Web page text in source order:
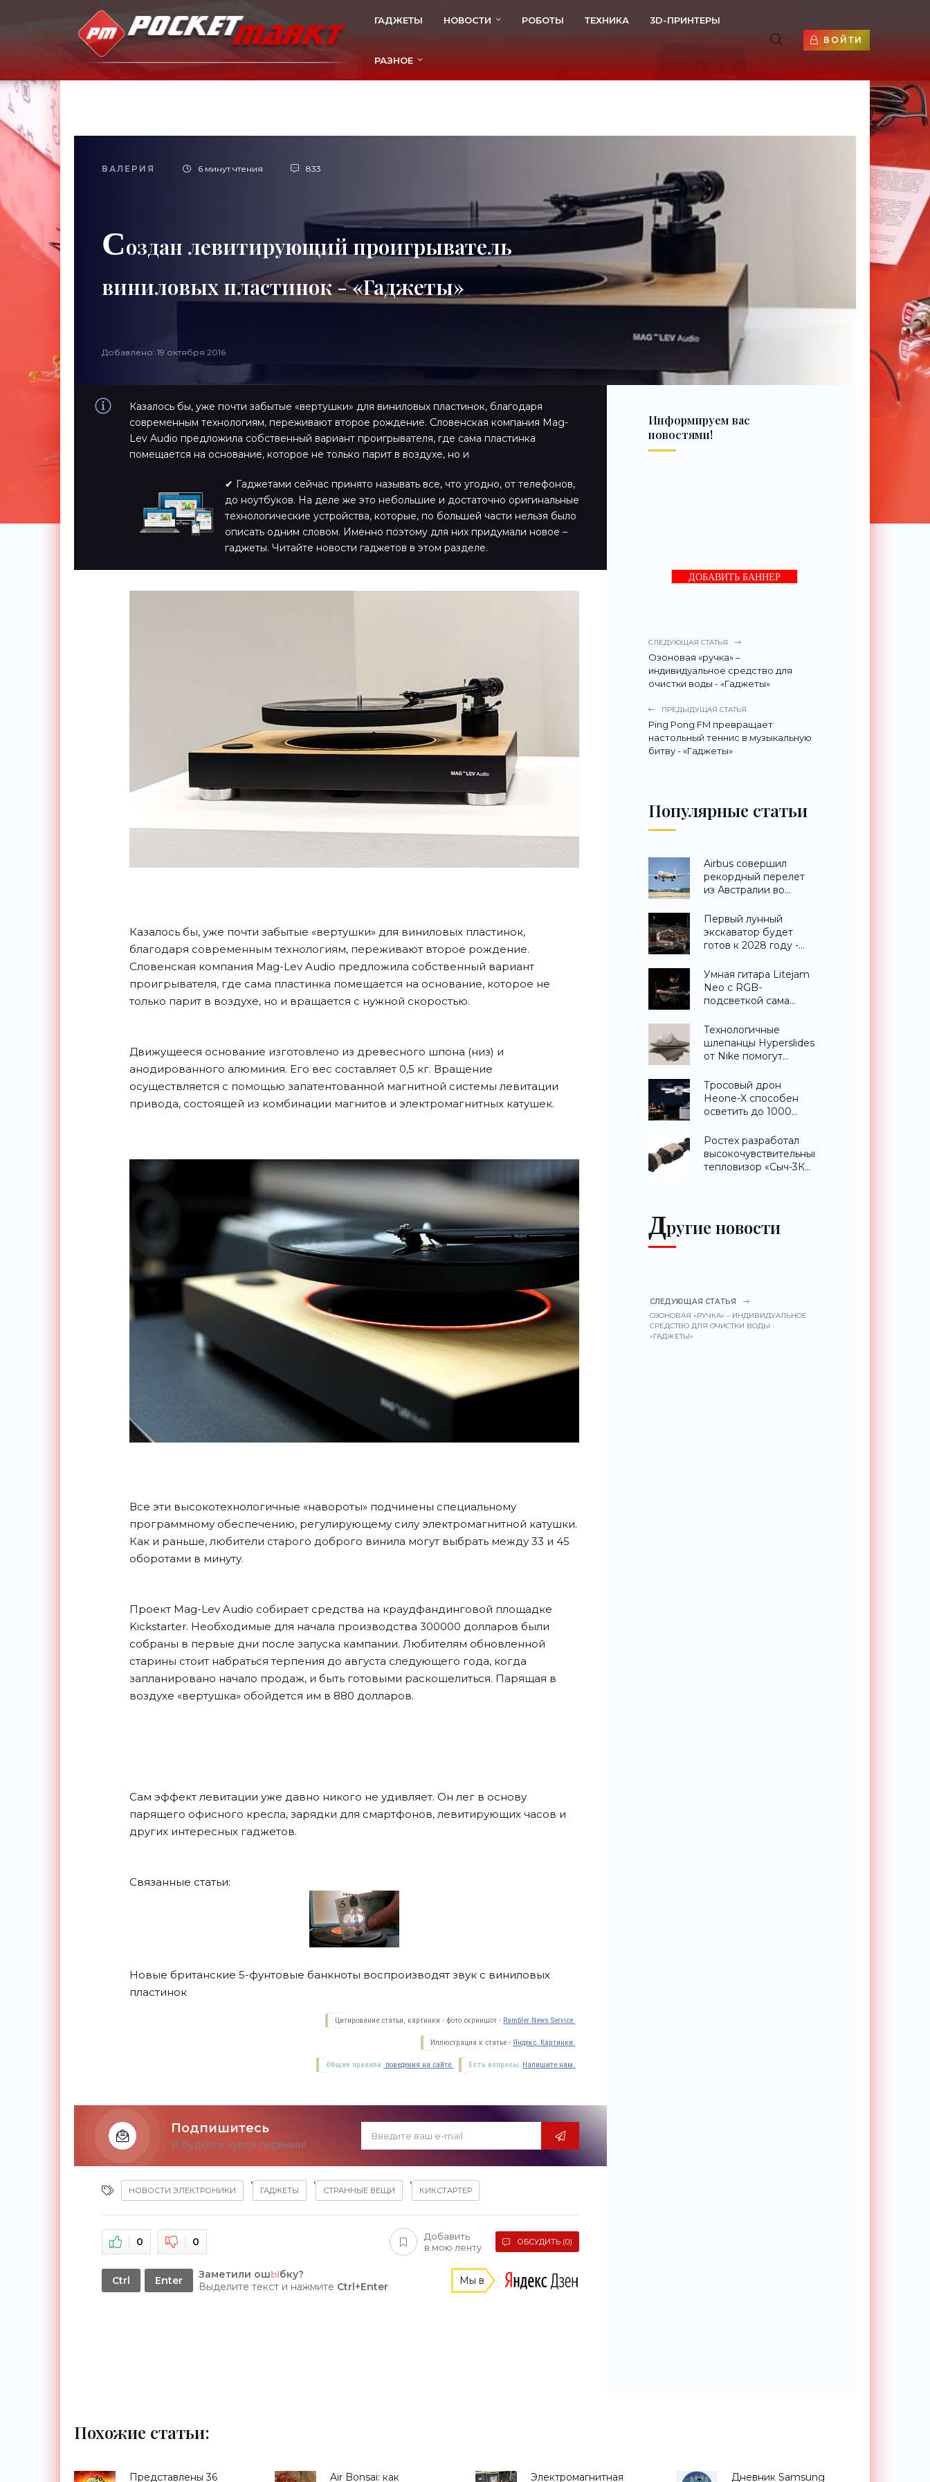
ГАДЖЕТЫ НОВОСТИ РОБОТЫ ТЕХНИКА 3D-ПРИНТЕРЫ
РАЗНОЕ
ВОЙТИ
ВАЛЕРИЯ 6 минут чтения 833
Создан левитирующий проигрыватель
виниловых пластинок - «Гаджеты»
Добавлено: 19 октября 2016
Казалось бы, уже почти забытые «вертушки» для виниловых пластинок, благодаря
современным технологиям, переживают второе рождение. Словенская компания Mag-
Lev Audio предложила собственный вариант проигрывателя, где сама пластинка
помещается на основание, которое не только парит в воздухе, но и
✔ Гаджетами сейчас принято называть все, что угодно, от телефонов,
до ноутбуков. На деле же это небольшие и достаточно оригинальные
технологические устройства, которые, по большей части нельзя было
описать одним словом. Именно поэтому для них придумали новое –
гаджеты. Читайте новости гаджетов в этом разделе.
Казалось бы, уже почти забытые «вертушки» для виниловых пластинок,
благодаря современным технологиям, переживают второе рождение.
Словенская компания Mag-Lev Audio предложила собственный вариант
проигрывателя, где сама пластинка помещается на основание, которое не
только парит в воздухе, но и вращается с нужной скоростью.
Движущееся основание изготовлено из древесного шпона (низ) и
анодированного алюминия. Его вес составляет 0,5 кг. Вращение
осуществляется с помощью запатентованной магнитной системы левитации
привода, состоящей из комбинации магнитов и электромагнитных катушек.
Все эти высокотехнологичные «навороты» подчинены специальному
программному обеспечению, регулирующему силу электромагнитной катушки.
Как и раньше, любители старого доброго винила могут выбрать между 33 и 45
оборотами в минуту.
Проект Mag-Lev Audio собирает средства на краудфандинговой площадке
Kickstarter. Необходимые для начала производства 300000 долларов были
собраны в первые дни после запуска кампании. Любителям обновленной
старины стоит набраться терпения до августа следующего года, когда
запланировано начало продаж, и быть готовыми раскошелиться. Парящая в
воздухе «вертушка» обойдется им в 880 долларов.
Сам эффект левитации уже давно никого не удивляет. Он лег в основу
парящего офисного кресла, зарядки для смартфонов, левитирующих часов и
других интересных гаджетов.
Связанные статьи:
Новые британские 5-фунтовые банкноты воспроизводят звук с виниловых
пластинок
Цитирование статьи, картинки - фото скриншот - Rambler News Service.
Иллюстрация к статье - Яндекс. Картинки.
Есть вопросы. Напишите нам.
Общие правила поведения на сайте.
Подпишитесь
И будьте в курсе первыми!
НОВОСТИ ЭЛЕКТРОНИКИ
,
ГАДЖЕТЫ
,
СТРАННЫЕ ВЕЩИ
,
КИКСТАРТЕР
0 0
Добавить
в мою ленту
ОБСУДИТЬ (0)
Ctrl Enter Заметили ошЫбку?
Выделите текст и нажмите Ctrl+Enter Мы в
Информируем вас
новостями!
ДОБАВИТЬ БАННЕР
СЛЕДУЮЩАЯ СТАТЬЯ
Озоновая «ручка» –
индивидуальное средство для
очистки воды - «Гаджеты»
ПРЕДЫДУЩАЯ СТАТЬЯ
Ping Pong FM превращает
настольный теннис в музыкальную
битву - «Гаджеты»
Популярные статьи
Airbus совершил
рекордный перелет
из Австралии во
«Техника»
Первый лунный
экскаватор будет
готов к 2028 году -
Умная гитара Litejam
Neo с RGB-
подсветкой сама
«Гаджеты»
Технологичные
шлепанцы Hyperslides
от Nike помогут
ноги после
тренировки -
«Гаджеты»
Тросовый дрон
Heone-X способен
осветить до 1000
земли -
«Беспилотники»
Ростех разработал
высокочувствительный
тепловизор «Сыч-3К»
Другие новости
СЛЕДУЮЩАЯ СТАТЬЯ
ОЗОНОВАЯ «РУЧКА» – ИНДИВИДУАЛЬНОЕ
СРЕДСТВО ДЛЯ ОЧИСТКИ ВОДЫ -
«ГАДЖЕТЫ»
Похожие статьи:
Представлены 36 Air Bonsai: как Электромагнитная Дневник Samsung